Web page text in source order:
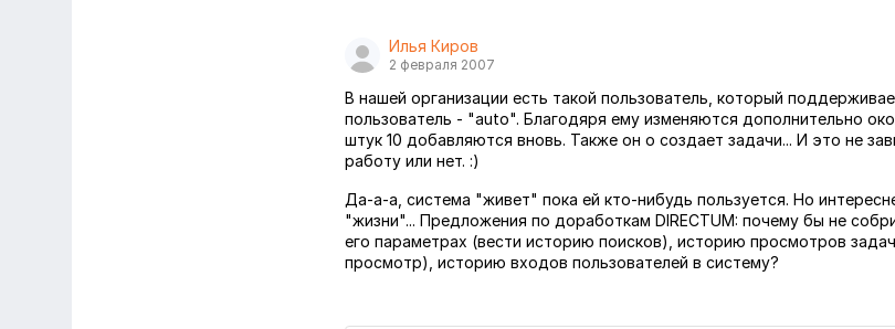
Илья Киров
2 февраля 2007
В нашей организации есть такой пользователь, который
пользователь - "auto". Благодяря ему изменяются дополнительно
штук 10 добавляются вновь. Также он о создает задачи... И это не
работу или нет. :)
Да-а-а, система "живет" пока ей кто-нибудь пользуется. Но
"жизни"... Предложения по доработкам DIRECTUM: почему бы не
его параметрах (вести историю поисков), историю просмотров
просмотр), историю входов пользователей в систему?